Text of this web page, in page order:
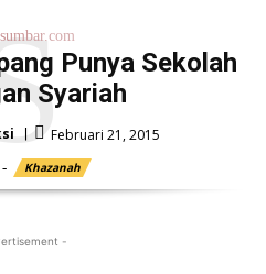
Punya Sekolah
Syariah
Februari 21, 2015
Khazanah
-